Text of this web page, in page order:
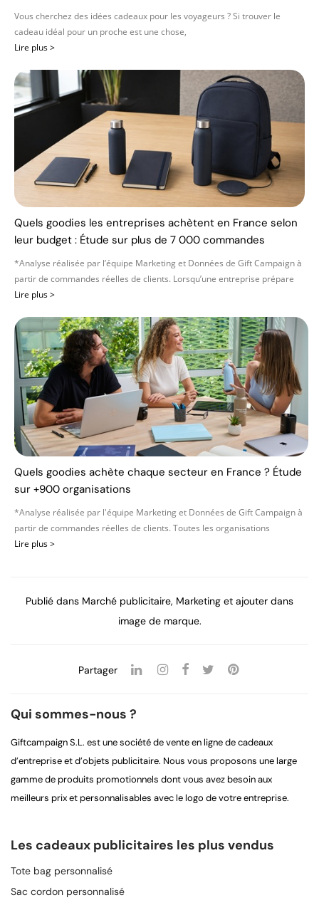
Vous cherchez des idées cadeaux pour les voyageurs ? Si trouver le
cadeau idéal pour un proche est une chose,
Lire plus >
Quels goodies les entreprises achètent en France selon
leur budget : Étude sur plus de 7 000 commandes
*Analyse réalisée par l’équipe Marketing et Données de Gift Campaign à
partir de commandes réelles de clients. Lorsqu’une entreprise prépare
Lire plus >
Quels goodies achète chaque secteur en France ? Étude
sur +900 organisations
*Analyse réalisée par l'équipe Marketing et Données de Gift Campaign à
partir de commandes réelles de clients. Toutes les organisations
Lire plus >
Publié dans Marché publicitaire, Marketing et ajouter dans
image de marque.
Partager
Qui sommes-nous ?
Giftcampaign S.L. est une société de vente en ligne de cadeaux
d’entreprise et d’objets publicitaire. Nous vous proposons une large
gamme de produits promotionnels dont vous avez besoin aux
meilleurs prix et personnalisables avec le logo de votre entreprise.
Les cadeaux publicitaires les plus vendus
Tote bag personnalisé
Sac cordon personnalisé